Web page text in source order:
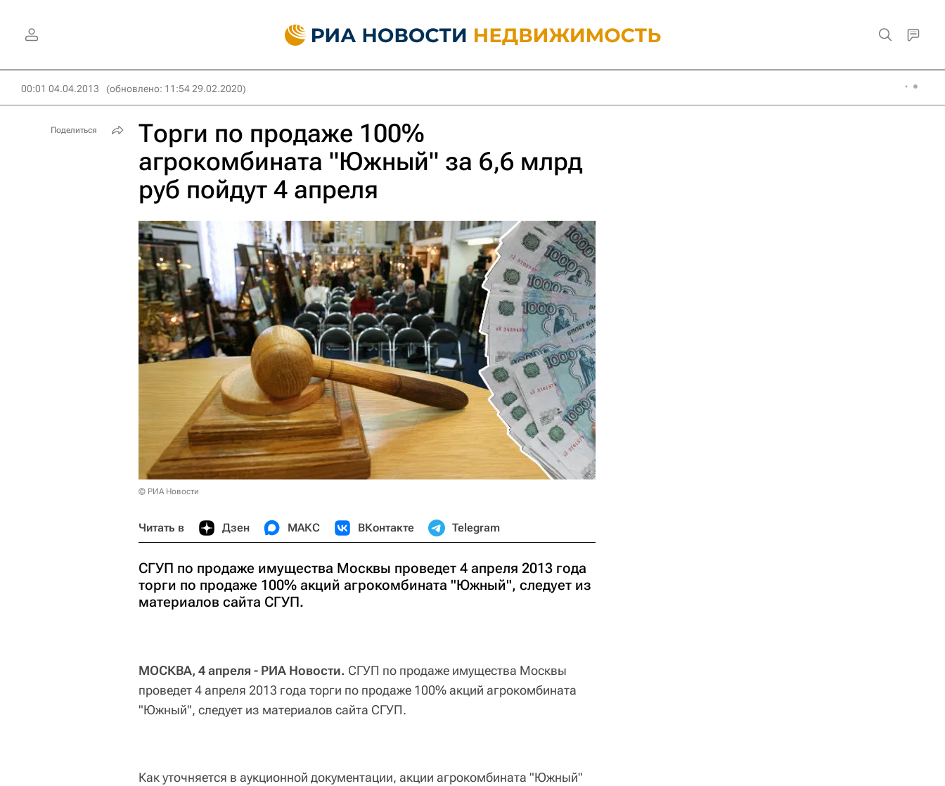
00:01 04.04.2013 (обновлено: 11:54 29.02.2020)
Торги по продаже 100%
агрокомбината "Южный" за 6,6 млрд
руб пойдут 4 апреля
© РИА Новости
Читать в Дзен МАКС ВКонтакте Telegram
СГУП по продаже имущества Москвы проведет 4 апреля 2013 года
торги по продаже 100% акций агрокомбината "Южный", следует из
материалов сайта СГУП.
МОСКВА, 4 апреля - РИА Новости. СГУП по продаже имущества Москвы
проведет 4 апреля 2013 года торги по продаже 100% акций агрокомбината
"Южный", следует из материалов сайта СГУП.
Как уточняется в аукционной документации, акции агрокомбината "Южный"
Поделиться